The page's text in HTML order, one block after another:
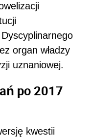
organ władzy
uznaniowej.
po 2017
kwestii